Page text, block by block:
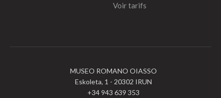
Voir tarifs
MUSEO ROMANO OIASSO
Eskoleta, 1 - 20302 IRUN
+34 943 639 353